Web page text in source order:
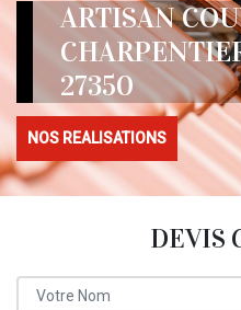
ARTISAN
27350
NOS REALISATIONS
DEVIS